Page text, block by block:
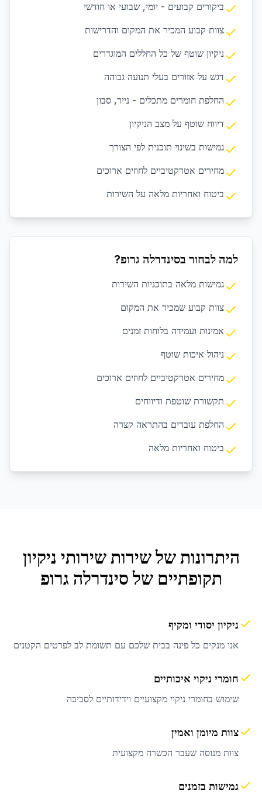
ביקורים קבועים - יומי, שבועי או חודשי
צוות קבוע המכיר את המקום והדרישות
ניקיון שוטף של כל החללים המוגדרים
דגש על אזורים בעלי תנועה גבוהה
החלפת חומרים מתכלים - נייר, סבון
דיווח שוטף על מצב הניקיון
גמישות בשינוי תוכנית לפי הצורך
מחירים אטרקטיביים לחוזים ארוכים
ביטוח ואחריות מלאה על השירות
למה לבחור בסינדרלה גרופ?
גמישות מלאה בתוכניות השירות
צוות קבוע שמכיר את המקום
אמינות ועמידה בלוחות זמנים
ניהול איכות שוטף
מחירים אטרקטיביים לחוזים ארוכים
תקשורת שוטפת ודיווחים
החלפת עובדים בהתראה קצרה
ביטוח ואחריות מלאה
היתרונות של שירותשירותי ניקיון
תקופתיים של סינדרלה גרופ
ניקיון יסודי ומקיף
אנו מנקים כל פינה בבית שלכם עם תשומת לב לפרטים הקטנים
חומרי ניקוי איכותיים
שימוש בחומרי ניקוי מקצועיים וידידותיים לסביבה
צוות מיומן ואמין
צוות מנוסה שעבר הכשרה מקצועית
גמישות בזמנים